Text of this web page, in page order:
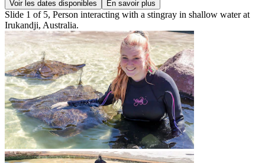
Voir les dates disponibles En savoir plus
Slide 1 of 5, Person interacting with a stingray in shallow water at
Irukandji, Australia.